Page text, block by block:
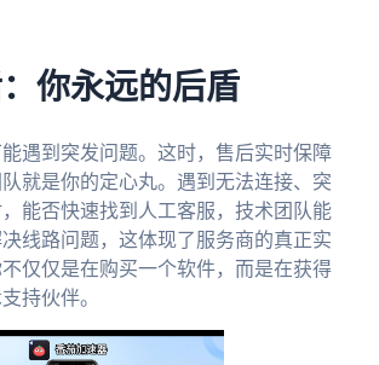
你永远的后盾
遇到突发问题。这时，售后实时保障
就是你的定心丸。遇到无法连接、突
能否快速找到人工客服，技术团队能
线路问题，这体现了服务商的真正实
仅仅是在购买一个软件，而是在获得
持伙伴。